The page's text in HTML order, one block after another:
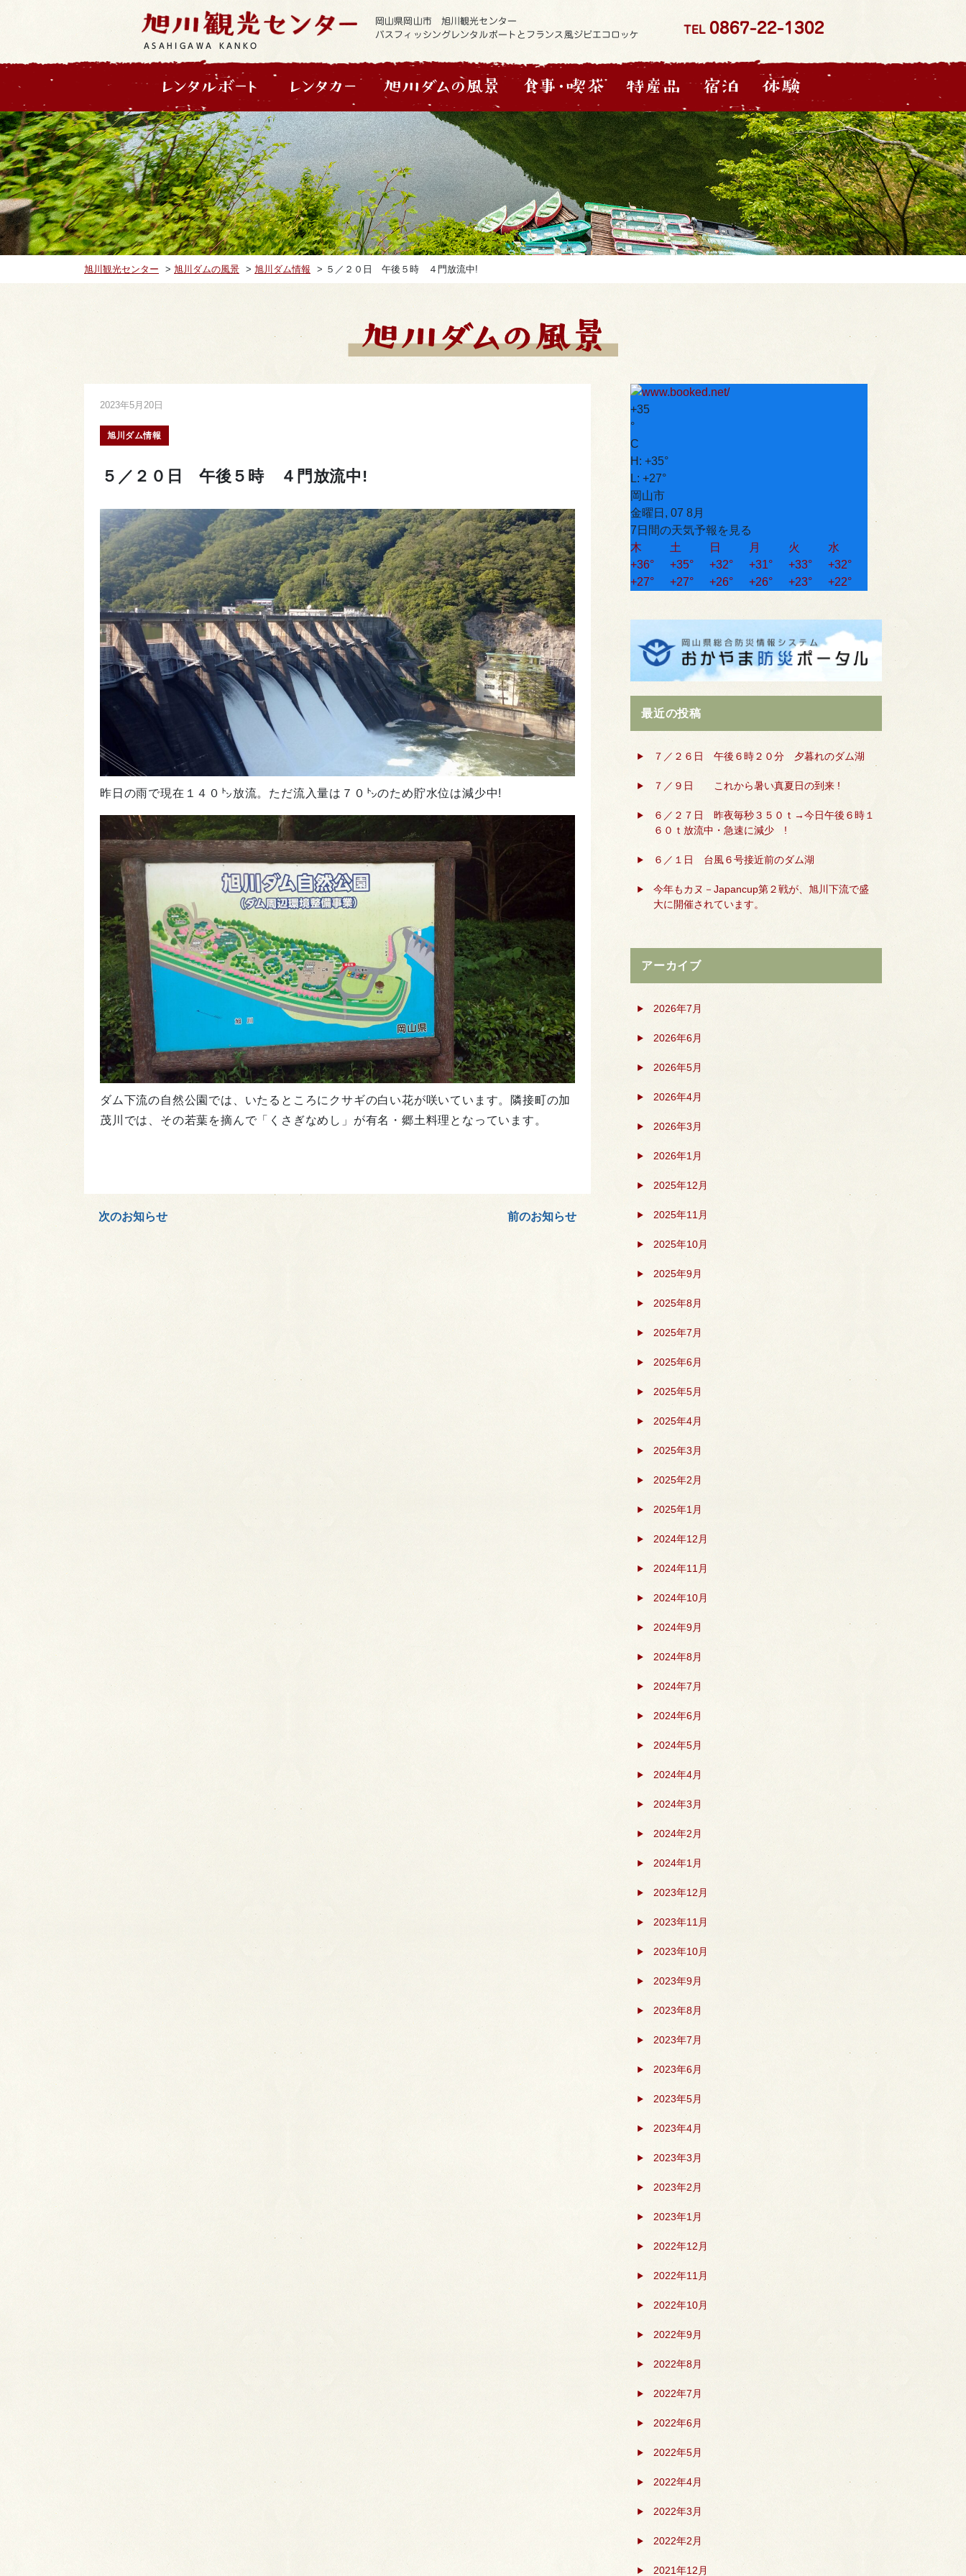
ASAHIGAWA KANKO
岡山県岡山市 旭川観光センター
バスフィッシングレンタルボートとフランス風ジビエコロッケ
TEL 0867-22-1302
旭川観光センター > 旭川ダムの風景 > 旭川ダム情報 > ５／２０日 午後５時 ４門放流中!
2023年5月20日
旭川ダム情報
５／２０日 午後５時 ４門放流中!
昨日の雨で現在１４０㌧放流。ただ流入量は７０㌧のため貯水位は減少中!
ダム下流の自然公園では、いたるところにクサギの白い花が咲いています。隣接町の加
茂川では、その若葉を摘んで「くさぎなめし」が有名・郷土料理となっています。
次のお知らせ 前のお知らせ
+35
°
C
H: +35°
L: +27°
岡山市
金曜日, 07 8月
7日間の天気予報を見る
木
土 日 月 火
水
+36° +35° +32° +31° +33° +32°
+27° +27° +26° +26° +23° +22°
最近の投稿
７／２６日 午後６時２０分 夕暮れのダム湖
７／９日 これから暑い真夏日の到来 !
６／２７日 昨夜毎秒３５０ｔ→今日午後６時１
６０ｔ放流中・急速に減少 !
６／１日 台風６号接近前のダム湖
今年もカヌ－Japancup第２戦が、旭川下流で盛
大に開催されています。
アーカイブ
2026年7月
2026年6月
2026年5月
2026年4月
2026年3月
2026年1月
2025年12月
2025年11月
2025年10月
2025年9月
2025年8月
2025年7月
2025年6月
2025年5月
2025年4月
2025年3月
2025年2月
2025年1月
2024年12月
2024年11月
2024年10月
2024年9月
2024年8月
2024年7月
2024年6月
2024年5月
2024年4月
2024年3月
2024年2月
2024年1月
2023年12月
2023年11月
2023年10月
2023年9月
2023年8月
2023年7月
2023年6月
2023年5月
2023年4月
2023年3月
2023年2月
2023年1月
2022年12月
2022年11月
2022年10月
2022年9月
2022年8月
2022年7月
2022年6月
2022年5月
2022年4月
2022年3月
2022年2月
2021年12月